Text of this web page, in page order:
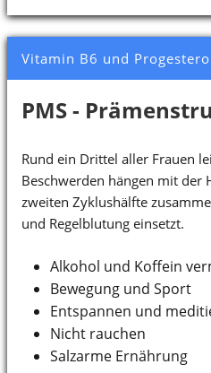
Vitamin B6 und
PMS -
Rund ein Drittel aller Frauen
Beschwerden hängen mit
zweiten Zyklushälfte
und Regelblutung einsetzt.
Alkohol und Koffein
Bewegung und Sport
Entspannen und
Nicht rauchen
Salzarme Ernährung